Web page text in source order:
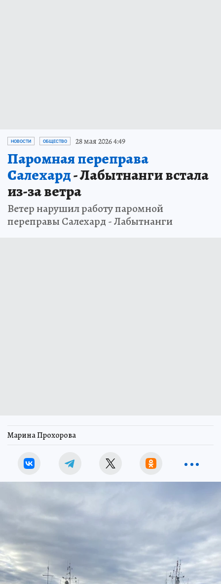
НОВОСТИ ОБЩЕСТВО 28 мая 2026 4:49
Паромная переправа
Салехард- Лабытнанги встала
из-за ветра
Ветер нарушил работу паромной
переправы Салехард - Лабытнанги
Марина Прохорова